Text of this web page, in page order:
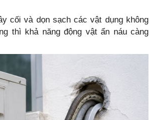
cối và dọn sạch các vật dụng không
thì khả năng động vật ẩn náu càng